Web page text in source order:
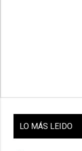
LO MÁS LEIDO